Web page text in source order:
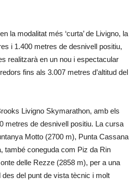
la modalitat més ‘curta’ de Livigno, la
i 1.400 metres de desnivell positiu,
realitzarà en un nou i espectacular
fins als 3.007 metres d’altitud del
Livigno Skymarathon, amb els
metres de desnivell positiu. La cursa
Motto (2700 m), Punta Cassana
també coneguda com Piz da Rin
delle Rezze (2858 m), per a una
del punt de vista tècnic i molt